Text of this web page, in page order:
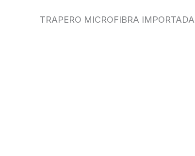
TRAPERO MICROFIBRA IMPORTADA